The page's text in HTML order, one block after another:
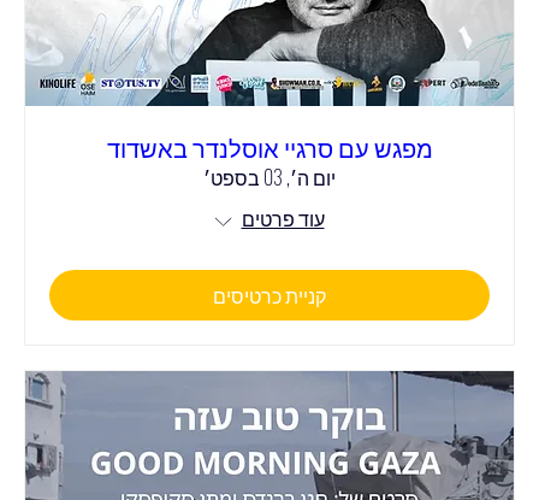
מפגש עם סרגיי אוסלנדר באשדוד
יום ה׳, 03 בספט׳
עוד פרטים
קניית כרטיסים